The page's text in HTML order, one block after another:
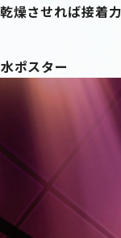
燥させれば接着
ポスター